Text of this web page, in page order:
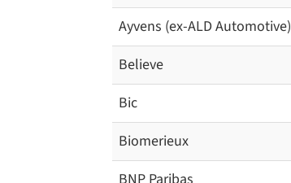
Ayvens (ex-ALD Automotive)
Believe
Bic
Biomerieux